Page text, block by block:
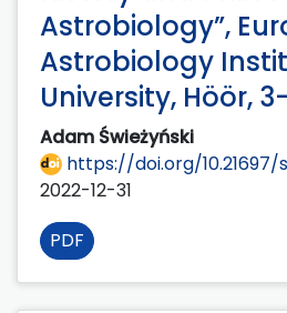
Astrobiology”,
Astrobiology
University, Höör,
Adam Świeżyński
https://doi.org/10.21697/
2022-12-31
PDF